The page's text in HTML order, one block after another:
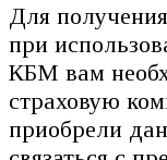
Для
при
КБМ вам
страховую
приобрели